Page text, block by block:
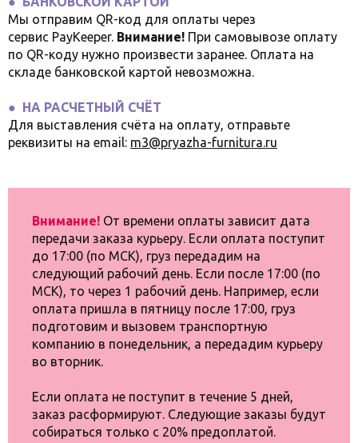
Мы отправим QR-код для оплаты через
сервис PayKeeper. Внимание! При самовывозе оплату
по QR-коду нужно произвести заранее. Оплата на
складе банковской картой невозможна.
● НА РАСЧЕТНЫЙ СЧЁТ
Для выставления счёта на оплату, отправьте
реквизиты на email: m3@pryazha-furnitura.ru
Внимание! От времени оплаты зависит дата
передачи заказа курьеру. Если оплата поступит
до 17:00 (по МСК), груз передадим на
следующий рабочий день. Если после 17:00 (по
МСК), то через 1 рабочий день. Например, если
оплата пришла в пятницу после 17:00, груз
подготовим и вызовем транспортную
компанию в понедельник, а передадим курьеру
во вторник.
Если оплата не поступит в течение 5 дней,
заказ расформируют. Следующие заказы будут
собираться только с 20% предоплатой.